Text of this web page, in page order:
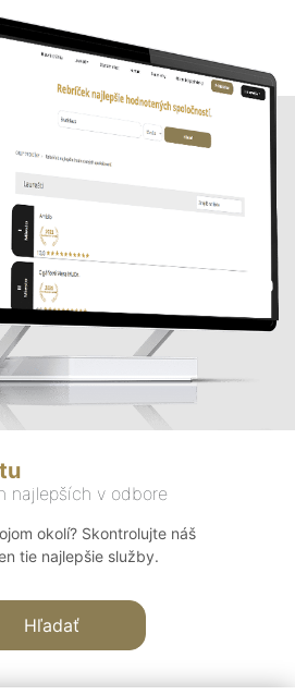
najlepších v odbore
okolí? Skontrolujte náš
tie najlepšie služby.
Hľadať